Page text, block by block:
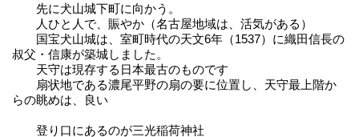
先に犬山城下町に向かう。
人ひと人で、賑やか（名古屋地域は、活気がある）
国宝犬山城は、室町時代の天文6年（1537）に織田信長の
叔父・信康が築城しました。
天守は現存する日本最古のものです
扇状地である濃尾平野の扇の要に位置し、天守最上階か
らの眺めは、良い
登り口にあるのが三光稲荷神社